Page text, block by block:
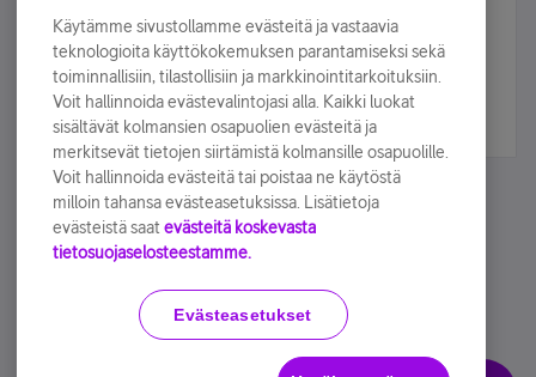
sähköpostiisi.
Tilaa nyt
Käyttöehdot Accessibility statement
Käytämme sivustollamme evästeitä ja vastaavia
teknologioita käyttökokemuksen parantamiseksi sekä
toiminnallisiin, tilastollisiin ja markkinointitarkoituksiin.
Voit hallinnoida evästevalintojasi alla. Kaikki luokat
sisältävät kolmansien osapuolien evästeitä ja
merkitsevät tietojen siirtämistä kolmansille osapuolille.
Voit hallinnoida evästeitä tai poistaa ne käytöstä
milloin tahansa evästeasetuksissa. Lisätietoja
evästeistä saat evästeitä koskevasta
tietosuojaselosteestamme.
Evästeasetukset